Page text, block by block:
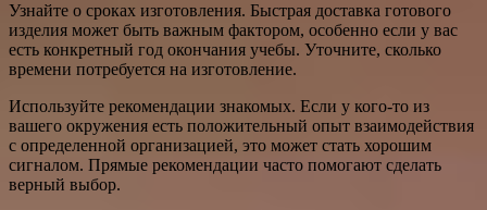
Узнайте о сроках изготовления. Быстрая доставка готового
изделия может быть важным фактором, особенно если у вас
есть конкретный год окончания учебы. Уточните, сколько
времени потребуется на изготовление.
Используйте рекомендации знакомых. Если у кого-то из
вашего окружения есть положительный опыт взаимодействия
с определенной организацией, это может стать хорошим
сигналом. Прямые рекомендации часто помогают сделать
верный выбор.